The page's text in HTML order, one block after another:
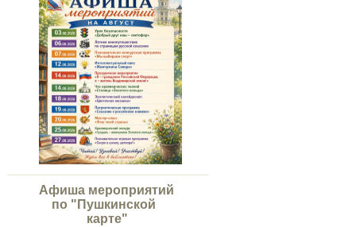
Афиша мероприятий
по "Пушкинской
карте"